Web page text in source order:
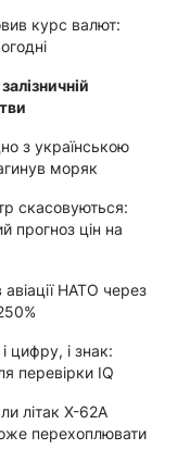
курс валют:
з українською
моряк
скасовуються:
прогноз цін на
авіації НАТО через
цифру, і знак:
перевірки IQ
літак X-62A
перехоплювати